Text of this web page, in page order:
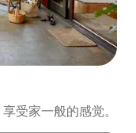
受家一般的感觉。